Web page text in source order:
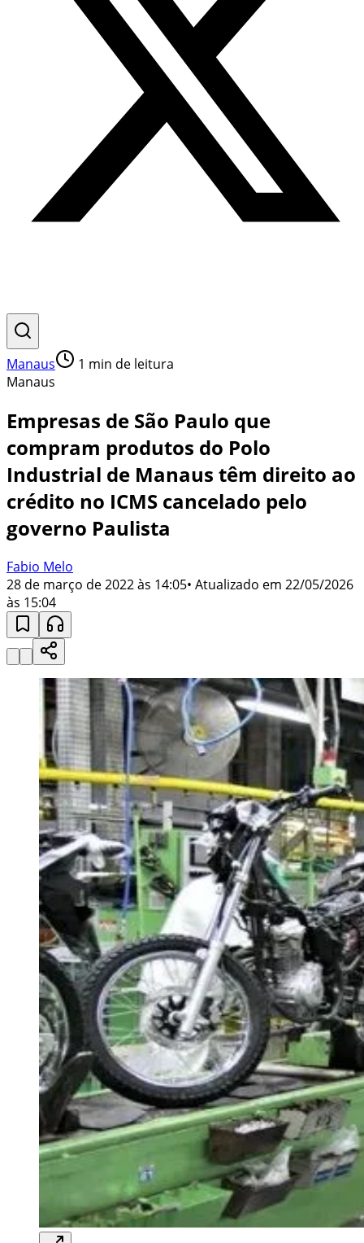
Manaus 1 min de leitura
Manaus
Empresas de São Paulo que
compram produtos do Polo
Industrial de Manaus têm direito ao
crédito no ICMS cancelado pelo
governo Paulista
Fabio Melo
28 de março de 2022 às 14:05• Atualizado em 22/05/2026
às 15:04